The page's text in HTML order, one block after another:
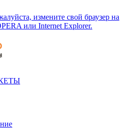
измените свой браузер на
или Internet Explorer.